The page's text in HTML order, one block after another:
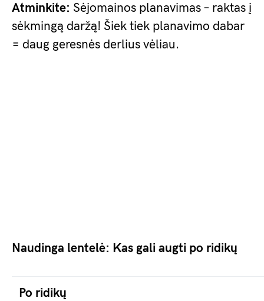
Atminkite: Sėjomainos planavimas – raktas į
sėkmingą daržą! Šiek tiek planavimo dabar
= daug geresnės derlius vėliau.
Naudinga lentelė: Kas gali augti po ridikų
Po ridikų